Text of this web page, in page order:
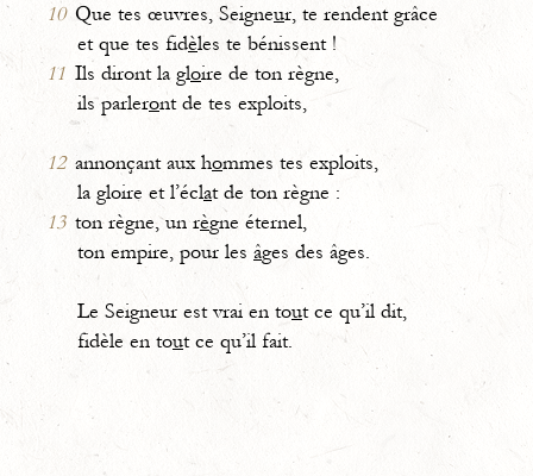
10 Que tes œuvres, Seigneur, te rendent grâce
et que tes fidèles te bénissent !
11 Ils diront la gloire de ton règne,
ils parleront de tes exploits,
12 annonçant aux hommes tes exploits,
la gloire et l’éclat de ton règne :
13 ton règne, un règne éternel,
ton empire, pour les âges des âges.
Le Seigneur est vrai en tout ce qu’il dit,
fidèle en tout ce qu’il fait.